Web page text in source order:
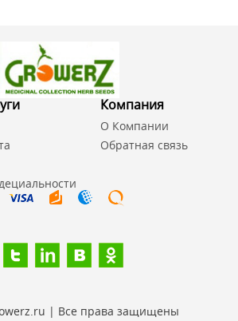
Компания
О Компании
Обратная связь
| Все права защищены